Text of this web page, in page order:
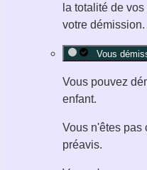
la totalité de
votre démission.
Vous
Vous pouvez
enfant.
Vous n'êtes pas
préavis.